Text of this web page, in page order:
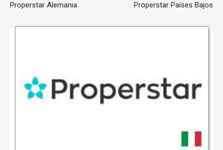
Properstar Alemania Properstar Países Bajos